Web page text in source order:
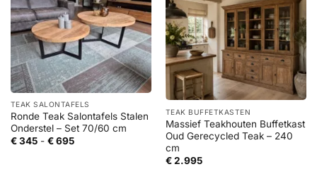
TEAK SALONTAFELS
Ronde Teak Salontafels Stalen
Onderstel – Set 70/60 cm
€345 - €695Prijsklasse:
TEAK BUFFETKASTEN
Massief Teakhouten Buffetkast
Oud Gerecycled Teak – 240
cm
€2.995